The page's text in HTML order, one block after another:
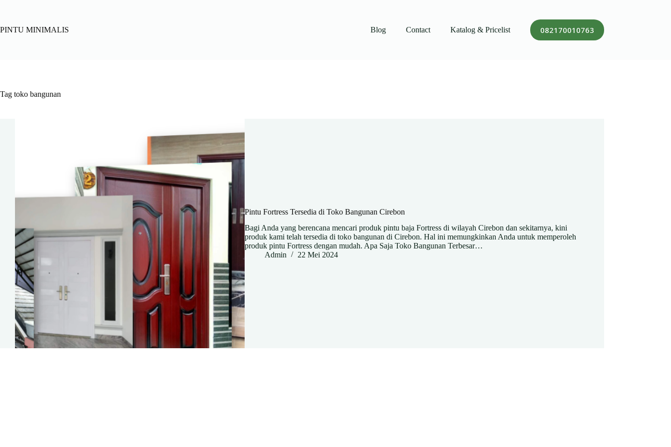
PINTU MINIMALIS
Blog Contact Katalog & Pricelist 082170010763
Tag toko bangunan
Pintu Fortress Tersedia di Toko Bangunan Cirebon
Bagi Anda yang berencana mencari produk pintu baja Fortress di wilayah Cirebon dan sekitarnya, kini
produk kami telah tersedia di toko bangunan di Cirebon. Hal ini memungkinkan Anda untuk memperoleh
produk pintu Fortress dengan mudah. Apa Saja Toko Bangunan Terbesar…
Admin
22 Mei 2024